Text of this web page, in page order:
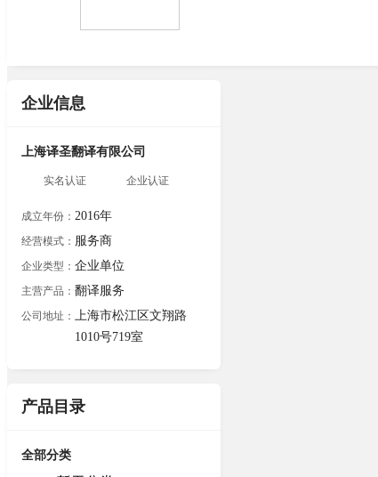
企业信息
上海译圣翻译有限公司
实名认证 企业认证
成立年份： 2016年
经营模式： 服务商
企业类型： 企业单位
主营产品： 翻译服务
公司地址： 上海市松江区文翔路
1010号719室
产品目录
全部分类